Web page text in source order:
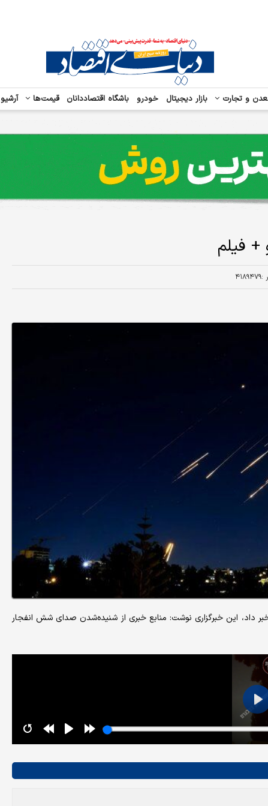
و تجارت بازار دیجیتال خودرو باشگاه اقتصاددانان قیمت‌ها آرشیو
فیلم
:۴۱۸۹۴۷۹
داد، این خبرگزاری نوشت: منابع خبری از شنیده‌شدن صدای شش انفجار